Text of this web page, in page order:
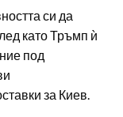
си да
като Тръмп ѝ
под
за Киев.